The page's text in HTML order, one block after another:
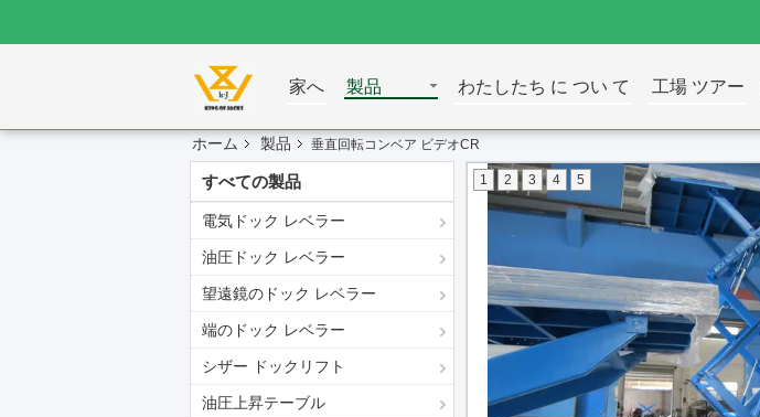
家へ 製品 わたしたち に つい て 工場 ツアー
ホーム 製品 垂直回転コンベア ビデオCR
すべての製品
電気ドック レベラー
油圧ドック レベラー
望遠鏡のドック レベラー
端のドック レベラー
シザー ドックリフト
油圧上昇テーブル
1 2 3 4 5